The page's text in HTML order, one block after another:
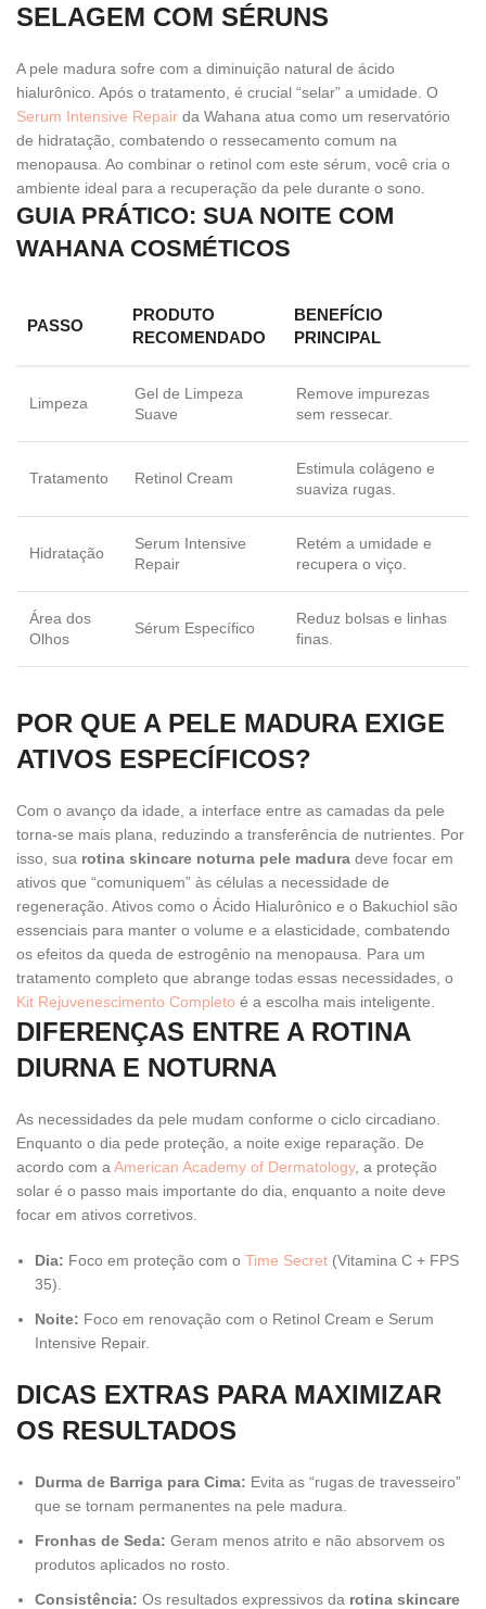
SELAGEM COM SÉRUNS
A pele madura sofre com a diminuição natural de ácido
hialurônico. Após o tratamento, é crucial “selar” a umidade. O
Serum Intensive Repair da Wahana atua como um reservatório
de hidratação, combatendo o ressecamento comum na
menopausa. Ao combinar o retinol com este sérum, você cria o
ambiente ideal para a recuperação da pele durante o sono.
GUIA PRÁTICO: SUA NOITE COM
WAHANA COSMÉTICOS
PASSO
PRODUTO
RECOMENDADO
BENEFÍCIO
PRINCIPAL
Limpeza
Gel de Limpeza
Suave
Remove impurezas
sem ressecar.
Tratamento Retinol Cream
Estimula colágeno e
suaviza rugas.
Hidratação
Serum Intensive
Repair
Retém a umidade e
recupera o viço.
Área dos
Olhos
Sérum Específico
Reduz bolsas e linhas
finas.
POR QUE A PELE MADURA EXIGE
ATIVOS ESPECÍFICOS?
Com o avanço da idade, a interface entre as camadas da pele
torna-se mais plana, reduzindo a transferência de nutrientes. Por
isso, sua rotina skincare noturna pele madura deve focar em
ativos que “comuniquem” às células a necessidade de
regeneração. Ativos como o Ácido Hialurônico e o Bakuchiol são
essenciais para manter o volume e a elasticidade, combatendo
os efeitos da queda de estrogênio na menopausa. Para um
tratamento completo que abrange todas essas necessidades, o
Kit Rejuvenescimento Completo é a escolha mais inteligente.
DIFERENÇAS ENTRE A ROTINA
DIURNA E NOTURNA
As necessidades da pele mudam conforme o ciclo circadiano.
Enquanto o dia pede proteção, a noite exige reparação. De
acordo com a American Academy of Dermatology, a proteção
solar é o passo mais importante do dia, enquanto a noite deve
focar em ativos corretivos.
Dia: Foco em proteção com o Time Secret (Vitamina C + FPS
35).
Noite: Foco em renovação com o Retinol Cream e Serum
Intensive Repair.
DICAS EXTRAS PARA MAXIMIZAR
OS RESULTADOS
Durma de Barriga para Cima: Evita as “rugas de travesseiro”
que se tornam permanentes na pele madura.
Fronhas de Seda: Geram menos atrito e não absorvem os
produtos aplicados no rosto.
Consistência: Os resultados expressivos da rotina skincare